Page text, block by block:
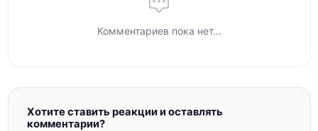
Комментариев пока нет...
Хотите ставить реакции и оставлять
комментарии?